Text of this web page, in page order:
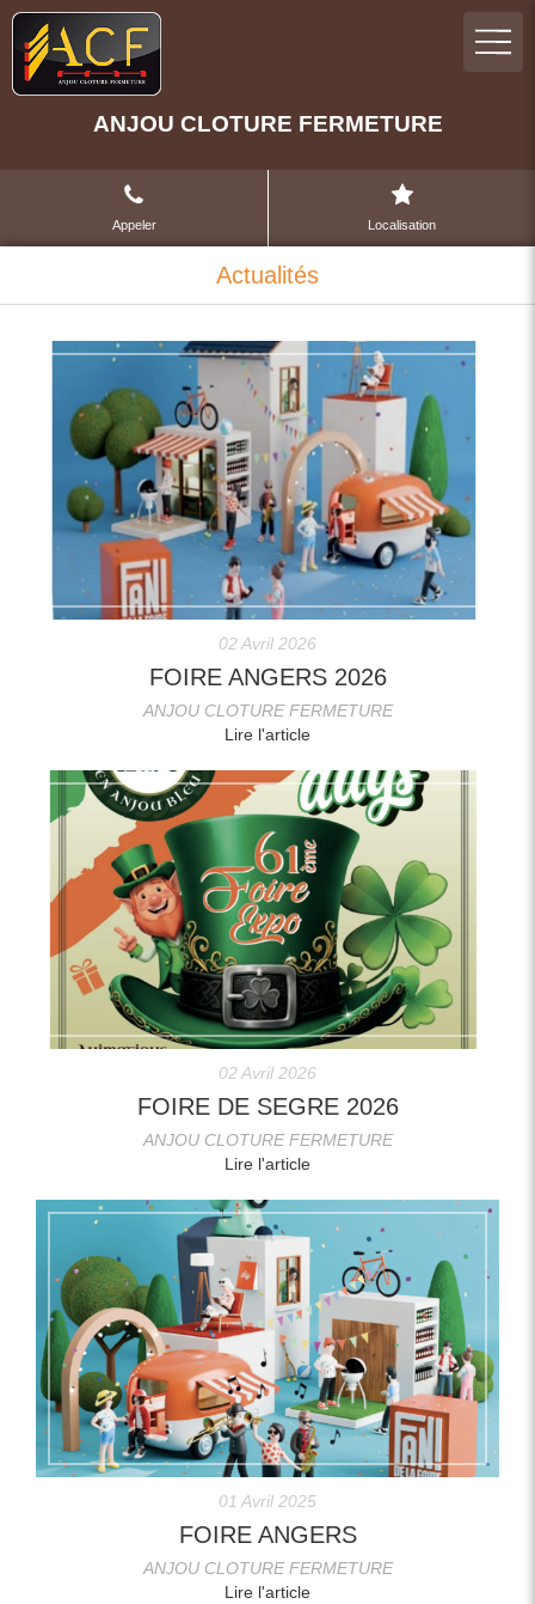
ANJOU CLOTURE FERMETURE
Appeler Localisation
Actualités
02 Avril 2026
FOIRE ANGERS 2026
ANJOU CLOTURE FERMETURE
Lire l'article
02 Avril 2026
FOIRE DE SEGRE 2026
ANJOU CLOTURE FERMETURE
Lire l'article
01 Avril 2025
FOIRE ANGERS
ANJOU CLOTURE FERMETURE
Lire l'article